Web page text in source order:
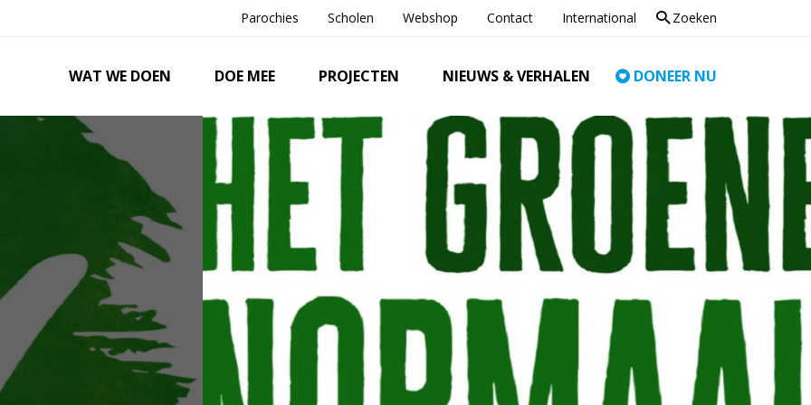
WAT WE DOEN DOE MEE PROJECTEN NIEUWS & VERHALEN DONEER NU
Parochies Scholen Webshop Contact International Zoeken